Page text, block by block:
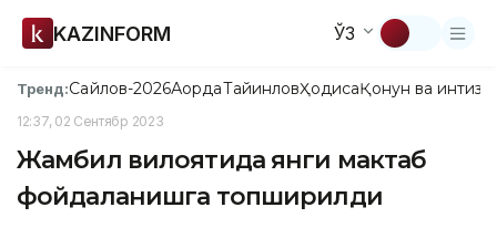
KAZINFORM ЎЗ
Тренд:Сайлов-2026АқордаТайинловҲодисаҚонун ва
12:37, 02 Сентябр 2023
Жамбил вилоятида янги мактаб
фойдаланишга топширилди